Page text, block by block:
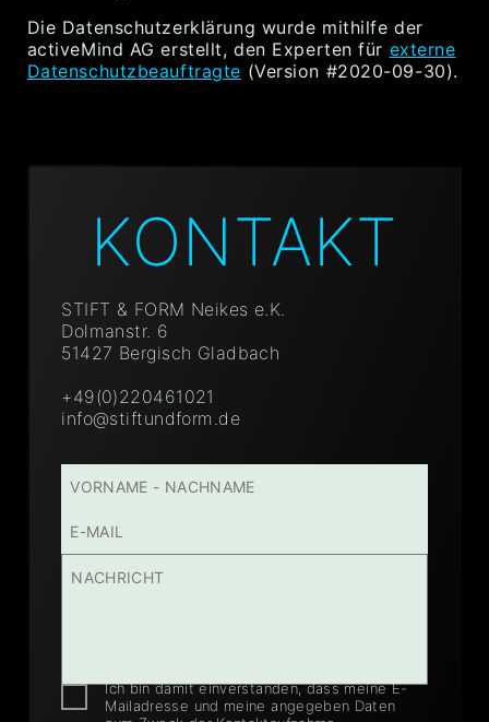
Die Datenschutzerklärung wurde mithilfe der
activeMind AG erstellt, den Experten für externe
Datenschutzbeauftragte (Version #2020-09-30).
KONTAKT
STIFT & FORM Neikes e.K.
Dolmanstr. 6
51427 Bergisch Gladbach
+49(0)220461021
info@stiftundform.de
Ich bin damit einverstanden, dass meine E-
Mailadresse und meine angegeben Daten